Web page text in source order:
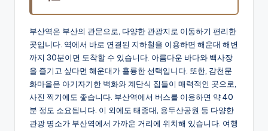
부산역은 부산의 관문으로, 다양한 관광지로 이동하기 편리한
곳입니다. 역에서 바로 연결된 지하철을 이용하면 해운대 해변
까지 30분이면 도착할 수 있습니다. 아름다운 바다와 백사장
을 즐기고 싶다면 해운대가 훌륭한 선택입니다. 또한, 감천문
화마을은 아기자기한 벽화와 계단식 집들이 매력적인 곳으로,
사진 찍기에도 좋습니다. 부산역에서 버스를 이용하면 약 40
분 정도 소요됩니다. 이 외에도 태종대, 용두산공원 등 다양한
관광 명소가 부산역에서 가까운 거리에 위치해 있습니다. 여행